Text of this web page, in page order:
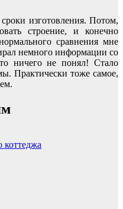
изготовления. Потом,
строение, и конечно
сравнения мне
немного информации со
ничего не понял! Стало
Практически тоже самое,
коттеджа